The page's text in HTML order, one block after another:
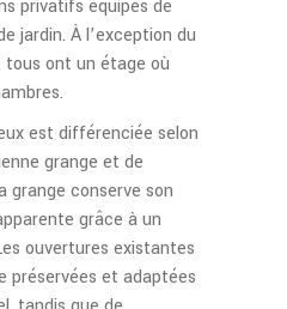
privatifs équipés de
jardin. À l’exception du
tous ont un étage où
est différenciée selon
grange et de
grange conserve son
grâce à un
ouvertures existantes
préservées et adaptées